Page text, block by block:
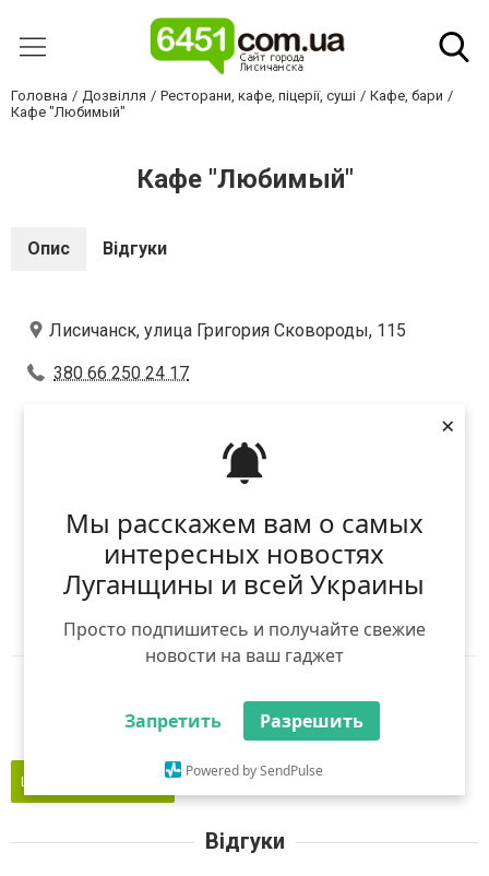
Мы расскажем вам о самых
интересных новостях
Луганщины и всей Украины
Просто подпишитесь и получайте свежие
новости на ваш гаджет
Запретить Разрешить
Powered by SendPulse
×
Головна Дозвілля Ресторани, кафе, піцерії, суші
Кафе, бари
Кафе "Любимый"
Кафе "Любимый"
Опис Відгуки
Лисичанск, улица Григория Сковороды, 115
380 66 250 24 17
Ніхто ще не рекомендував
щоб оцінити і порекомендувати
Це моє підприємство
Відгуки